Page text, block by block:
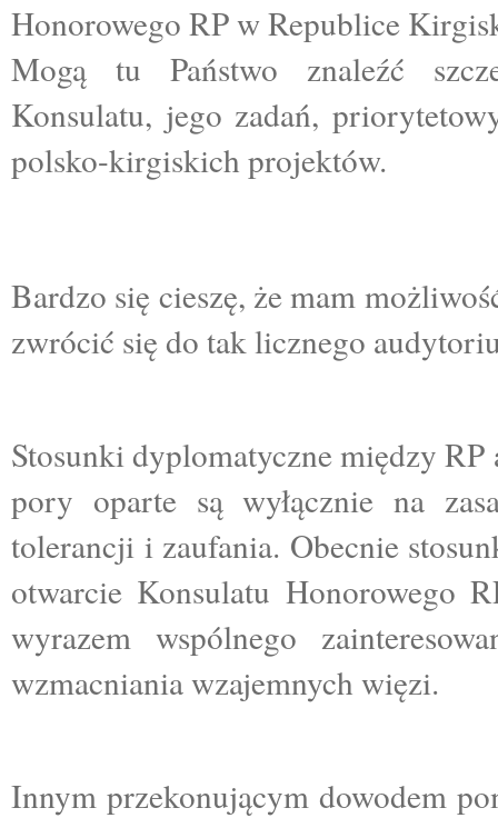
Honorowego RP w Republice
Mogą tu Państwo znaleźć
Konsulatu, jego zadań,
polsko-kirgiskich projektów.
Bardzo się cieszę, że mam
zwrócić się do tak licznego
Stosunki dyplomatyczne między
pory oparte są wyłącznie na
tolerancji i zaufania. Obecnie
otwarcie Konsulatu Honorowego
wyrazem wspólnego
wzmacniania wzajemnych więzi.
Innym przekonującym dowodem